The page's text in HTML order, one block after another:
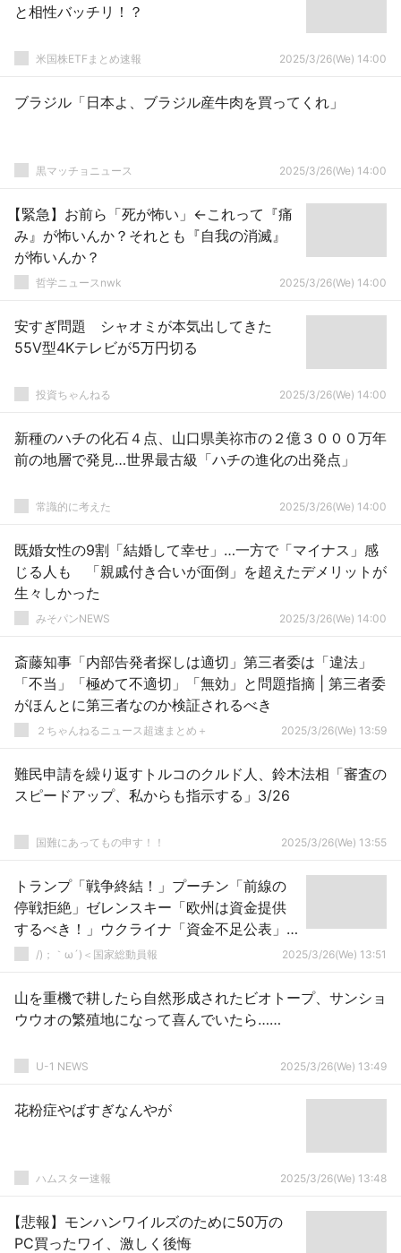
と相性バッチリ！？
米国株ETFまとめ速報 2025/3/26(We) 14:00
ブラジル「日本よ、ブラジル産牛肉を買ってくれ」
黒マッチョニュース 2025/3/26(We) 14:00
【緊急】お前ら「死が怖い」←これって『痛
み』が怖いんか？それとも『自我の消滅』
が怖いんか？
哲学ニュースnwk 2025/3/26(We) 14:00
安すぎ問題 シャオミが本気出してきた
55V型4Kテレビが5万円切る
投資ちゃんねる 2025/3/26(We) 14:00
新種のハチの化石４点、山口県美祢市の２億３０００万年
前の地層で発見…世界最古級「ハチの進化の出発点」
常識的に考えた 2025/3/26(We) 14:00
既婚女性の9割「結婚して幸せ」…一方で「マイナス」感
じる人も 「親戚付き合いが面倒」を超えたデメリットが
生々しかった
みそパンNEWS 2025/3/26(We) 14:00
斎藤知事「内部告発者探しは適切」第三者委は「違法」
「不当」「極めて不適切」「無効」と問題指摘 | 第三者委
がほんとに第三者なのか検証されるべき
２ちゃんねるニュース超速まとめ＋ 2025/3/26(We) 13:59
難民申請を繰り返すトルコのクルド人、鈴木法相「審査の
スピードアップ、私からも指示する」3/26
国難にあってもの申す！！ 2025/3/26(We) 13:55
トランプ「戦争終結！」プーチン「前線の
停戦拒絶」ゼレンスキー「欧州は資金提供
するべき！」ウクライナ「資金不足公表」
ロシア「対露制裁の解除希望（停戦条件」
/)；｀ω´)＜国家総動員報 2025/3/26(We) 13:51
山を重機で耕したら自然形成されたビオトープ、サンショ
ウウオの繁殖地になって喜んでいたら……
U-1 NEWS 2025/3/26(We) 13:49
花粉症やばすぎなんやが
ハムスター速報 2025/3/26(We) 13:48
【悲報】モンハンワイルズのために50万の
PC買ったワイ、激しく後悔